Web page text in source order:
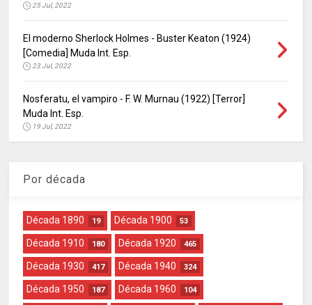
25 Jul, 2022
El moderno Sherlock Holmes - Buster Keaton (1924)
[Comedia] Muda Int. Esp.
23 Jul, 2022
Nosferatu, el vampiro - F. W. Murnau (1922) [Terror]
Muda Int. Esp.
19 Jul, 2022
Por década
Década 1890 19 Década 1900 53
Década 1910 180 Década 1920 465
Década 1930 417 Década 1940 324
Década 1950 187 Década 1960 104